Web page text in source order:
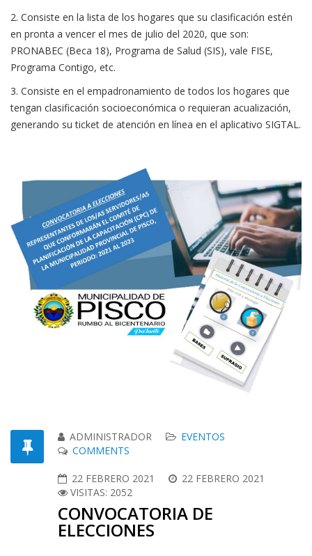
2. Consiste en la lista de los hogares que su clasificación estén
en pronta a vencer el mes de julio del 2020, que son:
PRONABEC (Beca 18), Programa de Salud (SIS), vale FISE,
Programa Contigo, etc.
3. Consiste en el empadronamiento de todos los hogares que
tengan clasificación socioeconómica o requieran acualización,
generando su ticket de atención en línea en el aplicativo SIGTAL.
ADMINISTRADOR
EVENTOS
COMMENTS
22 FEBRERO 2021
22 FEBRERO 2021
VISITAS: 2052
CONVOCATORIA DE
ELECCIONES